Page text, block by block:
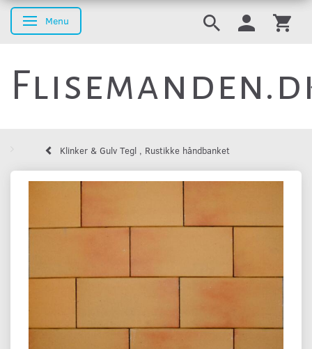
Skifte navigation
Menu
Klinker & Gulv Tegl , Rustikke håndbanket